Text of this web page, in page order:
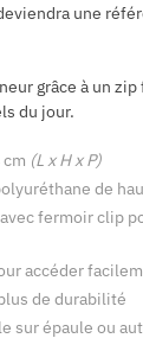
une
grâce à un
du jour.
cm (L x H x P)
de
fermoir clip
accéder
de durabilité
sur épaule ou